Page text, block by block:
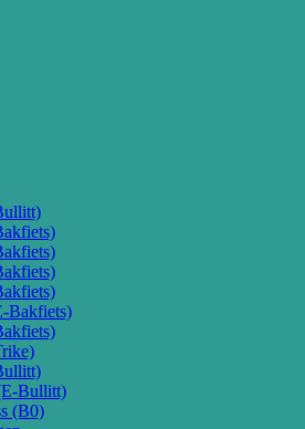
Bakfiets)
Bullitt)
(B0)